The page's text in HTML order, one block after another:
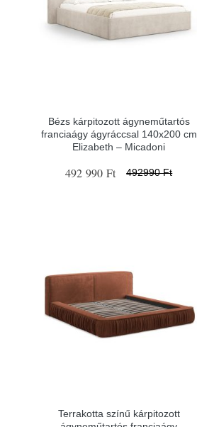
Bézs kárpitozott ágyneműtartós
franciaágy ágyráccsal 140x200 cm
Elizabeth – Micadoni
492 990 Ft 492990 Ft
Terrakotta színű kárpitozott